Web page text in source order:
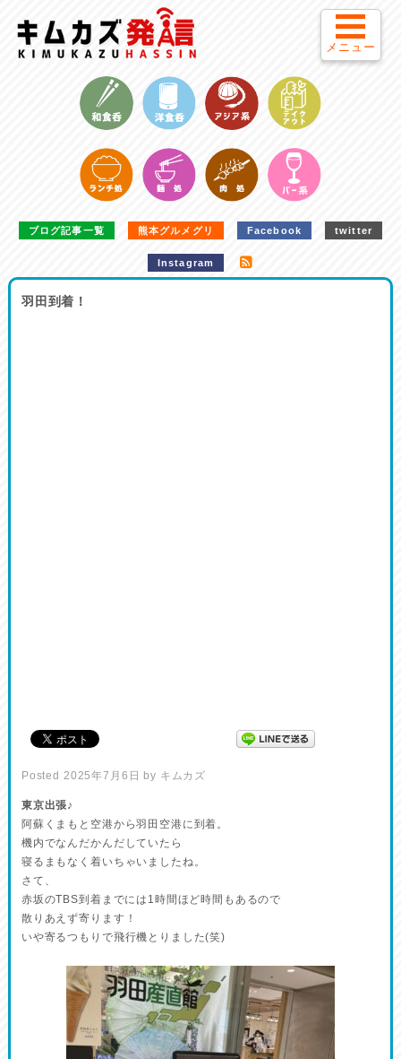
ブログ記事一覧 熊本グルメグリ Facebook twitter
Instagram
羽田到着！
Posted 2025年7月6日 by キムカズ
東京出張♪
阿蘇くまもと空港から羽田空港に到着。
機内でなんだかんだしていたら
寝るまもなく着いちゃいましたね。
さて、
赤坂のTBS到着までには1時間ほど時間もあるので
散りあえず寄ります！
いや寄るつもりで飛行機とりました(笑)
メニュー